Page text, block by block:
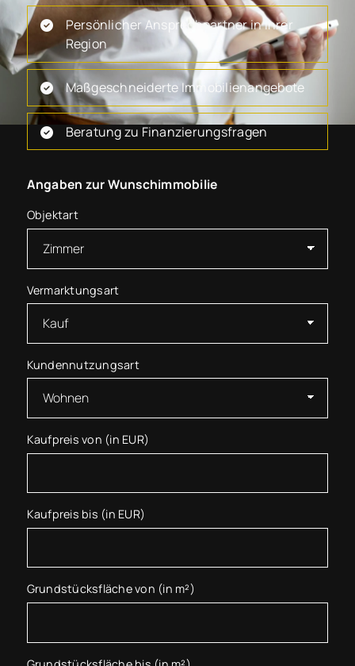
Persönlicher Ansprechpartner in Ihrer
Region
Maßgeschneiderte Immobilienangebote
Beratung zu Finanzierungsfragen
Angaben zur Wunschimmobilie
Objektart
Vermarktungsart
Kundennutzungsart
Kaufpreis von (in EUR)
Kaufpreis bis (in EUR)
Grundstücksfläche von (in m²)